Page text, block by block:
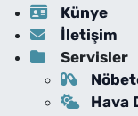
Künye
İletişim
Servisler
Hava